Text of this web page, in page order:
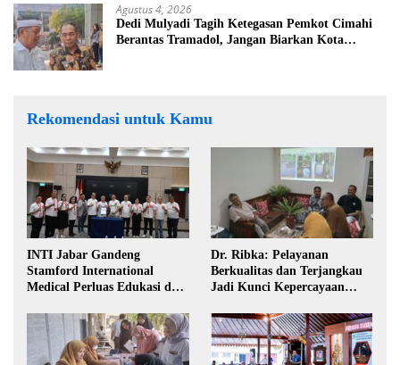
Agustus 4, 2026
Dedi Mulyadi Tagih Ketegasan Pemkot Cimahi
Berantas Tramadol, Jangan Biarkan Kota
Rekomendasi untuk Kamu
INTI Jabar Gandeng
Stamford International
Medical Perluas Edukasi dan
Dr. Ribka: Pelayanan
Berkualitas dan Terjangkau
Jadi Kunci Kepercayaan